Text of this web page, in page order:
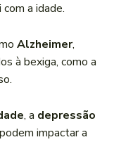
a idade.
Alzheimer,
à bexiga, como a
, a depressão
impactar a